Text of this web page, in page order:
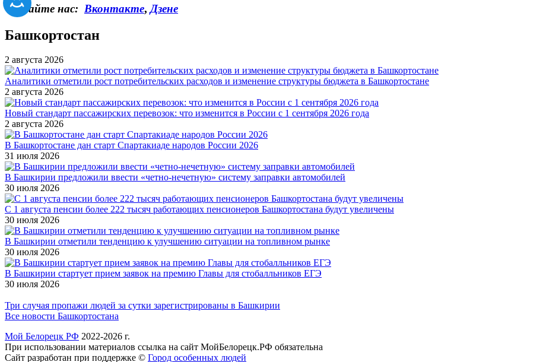
Читайте нас: Вконтакте, Дзене
Башкортостан
2 августа 2026
Аналитики отметили рост потребительских расходов и изменение структуры бюджета в Башкортостане
2 августа 2026
Новый стандарт пассажирских перевозок: что изменится в России с 1 сентября 2026 года
2 августа 2026
В Башкортостане дан старт Спартакиаде народов России 2026
31 июля 2026
В Башкирии предложили ввести «четно-нечетную» систему заправки автомобилей
30 июля 2026
С 1 августа пенсии более 222 тысяч работающих пенсионеров Башкортостана будут увеличены
30 июля 2026
В Башкирии отметили тенденцию к улучшению ситуации на топливном рынке
30 июля 2026
В Башкирии стартует прием заявок на премию Главы для стобалльников ЕГЭ
30 июля 2026
Три случая пропажи людей за сутки зарегистрированы в Башкирии
Все новости Башкортостана
Мой Белорецк РФ 2022-2026 г.
При использовании материалов ссылка на сайт МойБелорецк.РФ обязательна
Сайт разработан при поддержке © Город особенных людей